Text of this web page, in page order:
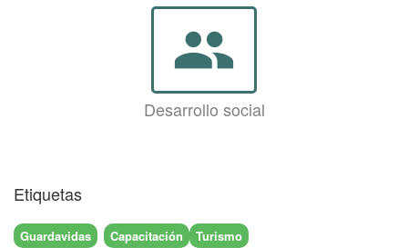
group
Desarrollo social
Etiquetas
Guardavidas Capacitación Turismo